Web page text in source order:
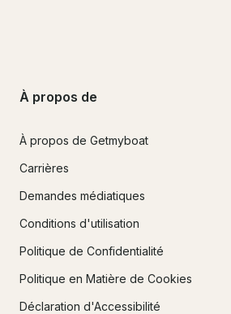
À propos de
À propos de Getmyboat
Carrières
Demandes médiatiques
Conditions d'utilisation
Politique de Confidentialité
Politique en Matière de Cookies
Déclaration d'Accessibilité